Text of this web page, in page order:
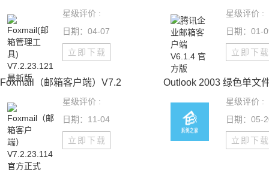
星级评价 :
日期：04-07
立即下载
星级评价 :
日期：01-
立即下载
Foxmail（邮箱客户端）V7.2
星级评价 :
日期：11-04
立即下载
Outlook 2003 绿色单文
星级评价 :
日期：05-
立即下载